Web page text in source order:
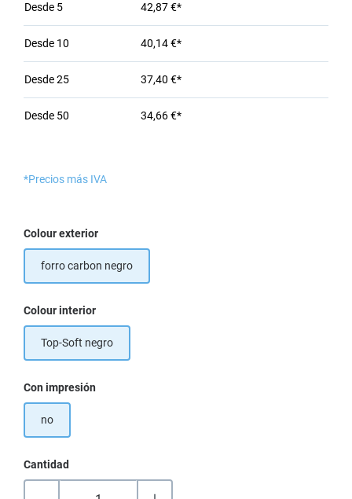
Desde 5 42,87 €*
Desde 10 40,14 €*
Desde25 37,40 €*
Desde 50 34,66 €*
*Precios más IVA
Seleccione
Colour exterior
forro carbon negro
Seleccione
Colour interior
Top-Soft negro
Seleccione
Con impresión
no
Cantidad